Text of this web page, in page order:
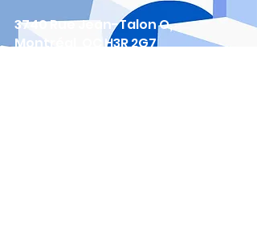
3740 Rue Jean-Talon O,
Montréal, QC H3R 2G7